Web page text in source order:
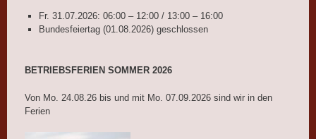
Fr. 31.07.2026: 06:00 – 12:00 / 13:00 – 16:00
Bundesfeiertag (01.08.2026) geschlossen
BETRIEBSFERIEN SOMMER 2026
Von Mo. 24.08.26 bis und mit Mo. 07.09.2026 sind wir in den
Ferien